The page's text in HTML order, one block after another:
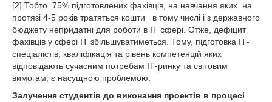
[2].Тобто 75% підготовлених фахівців, на навчання яких на
протязі 4-5 років тратяться кошти в тому числі і з державного
бюджету непридатні для роботи в ІТ сфері. Отже, дефіцит
фахівців у сфері ІТ збільшуватиметься. Тому, підготовка ІТ-
спеціалістів, кваліфікація та рівень компетенцій яких
відповідають сучасним потребам ІТ-ринку та світовим
вимогам, є насущною проблемою.
Залучення студентів до виконання проектів в процесі